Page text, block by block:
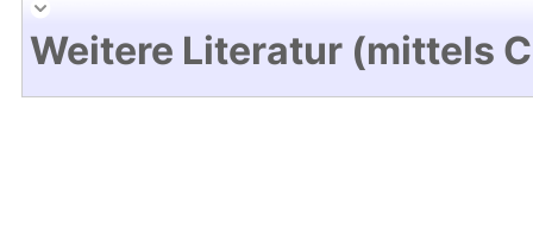
Weitere Literatur (mittels